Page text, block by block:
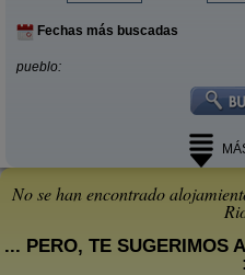
Fechas más buscadas
pueblo:
No se han encontrado
... PERO, TE SUGERIMOS
: